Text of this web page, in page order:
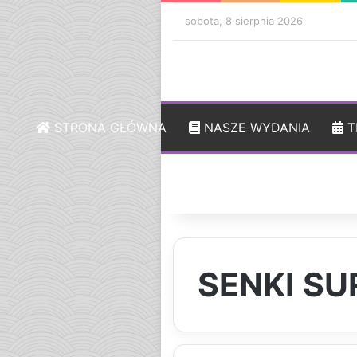
sobota, 8 sierpnia 2026
STRONA GŁÓWNA NASZE WYDANIA
SENKI